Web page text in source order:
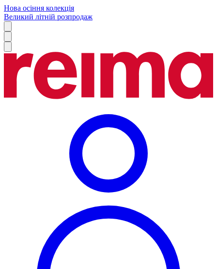
Нова осіння колекція
Великий літній розпродаж